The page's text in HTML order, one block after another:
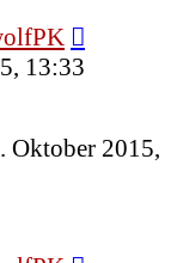
13:33
Oktober 2015,